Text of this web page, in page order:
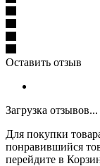
Оставить отзыв
Загрузка отзывов...
Для покупки
понравившийся
перейдите в